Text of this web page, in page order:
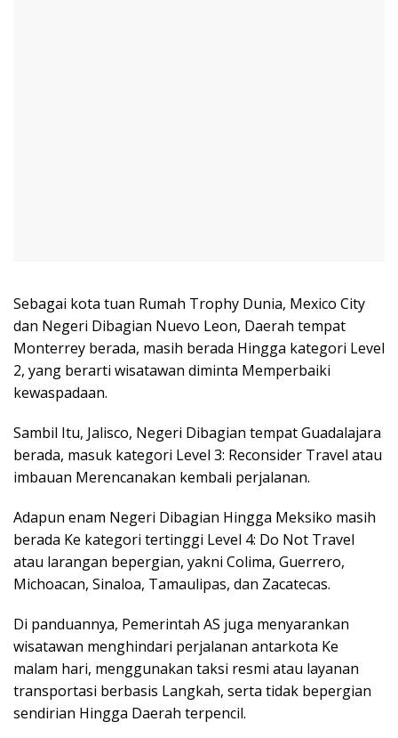
Sebagai kota tuan Rumah Trophy Dunia, Mexico City
dan Negeri Dibagian Nuevo Leon, Daerah tempat
Monterrey berada, masih berada Hingga kategori Level
2, yang berarti wisatawan diminta Memperbaiki
kewaspadaan.
Sambil Itu, Jalisco, Negeri Dibagian tempat Guadalajara
berada, masuk kategori Level 3: Reconsider Travel atau
imbauan Merencanakan kembali perjalanan.
Adapun enam Negeri Dibagian Hingga Meksiko masih
berada Ke kategori tertinggi Level 4: Do Not Travel
atau larangan bepergian, yakni Colima, Guerrero,
Michoacan, Sinaloa, Tamaulipas, dan Zacatecas.
Di panduannya, Pemerintah AS juga menyarankan
wisatawan menghindari perjalanan antarkota Ke
malam hari, menggunakan taksi resmi atau layanan
transportasi berbasis Langkah, serta tidak bepergian
sendirian Hingga Daerah terpencil.